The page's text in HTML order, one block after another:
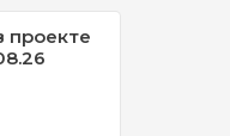
проекте